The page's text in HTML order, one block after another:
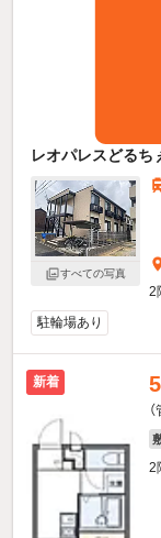
レオパレスどるち
すべての写真
2
駐輪場あり
新着
2